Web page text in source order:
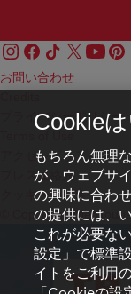
お問い合わせ
プライバシーポリシー
アクセシビリティ
プレス連絡先
クッキーの設定
© Copyright
Cookie
もちろん無理
が、ウェブサ
の興味に合わ
の提供には、
これが必要な
設定」で標準
イトをご利用